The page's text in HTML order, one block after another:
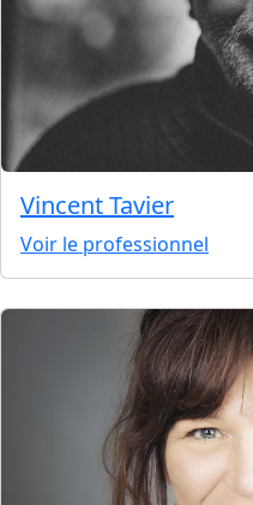
Vincent Tavier
Voir le professionnel